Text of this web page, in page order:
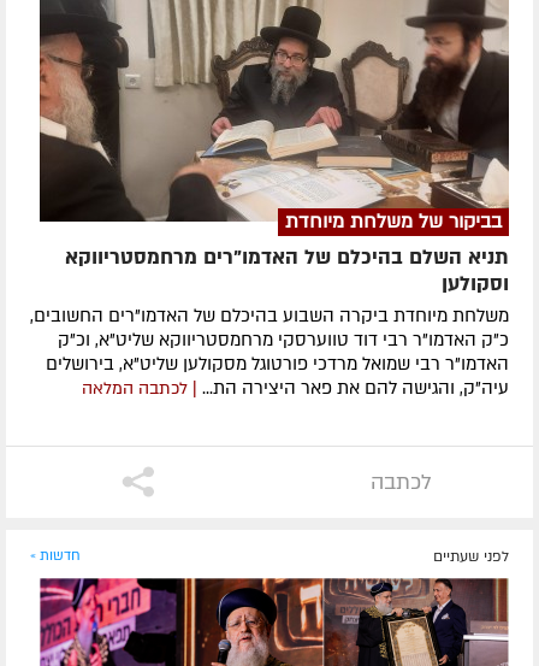
בביקור של משלחת מיוחדת
תניא השלם בהיכלם של האדמו"רים מרחמסטריווקא
וסקולען
משלחת מיוחדת ביקרה השבוע בהיכלם של האדמו"רים החשובים,
כ"ק האדמו"ר רבי דוד טווערסקי מרחמסטריווקא שליט"א, וכ"ק
האדמו"ר רבי שמואל מרדכי פורטוגל מסקולען שליט"א, בירושלים
עיה"ק, והגישה להם את פאר היצירה הת... | לכתבה המלאה
לכתבה
לפני שעתיים חדשות »